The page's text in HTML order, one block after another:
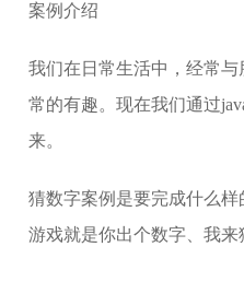
案例介绍
我们在日常生活中，经常
常的有趣。现在我们通过
来。
猜数字案例是要完成什么
游戏就是你出个数字、我来